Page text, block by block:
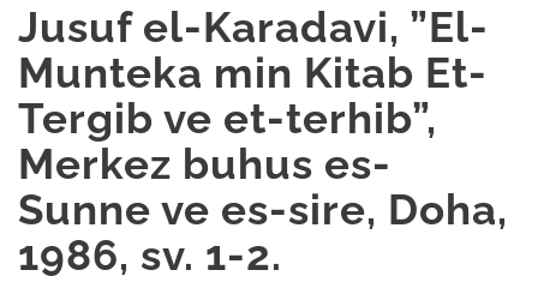
Jusuf el-Karadavi, ”El-
Munteka min Kitab Et-
Tergib ve et-terhib”,
Merkez buhus es-
Sunne ve es-sire, Doha,
1986, sv. 1-2.